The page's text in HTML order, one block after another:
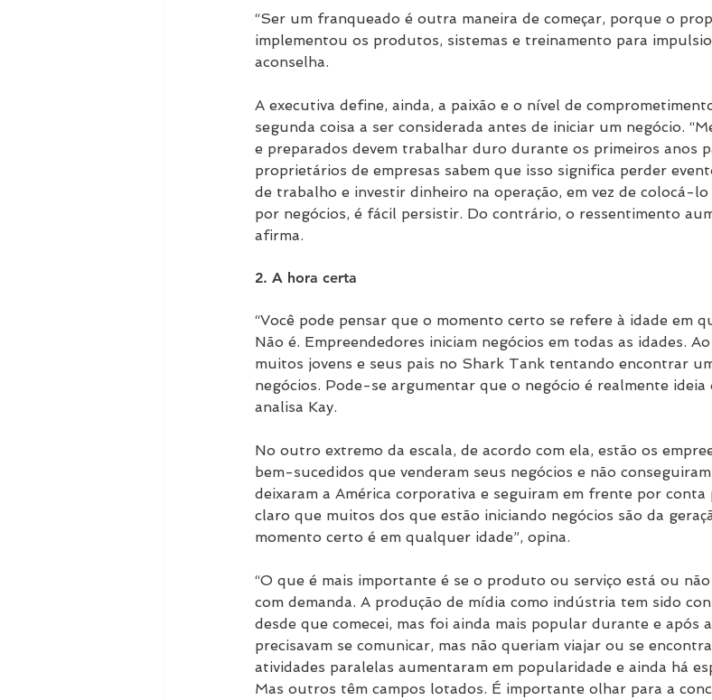
“Ser um franqueado é outra maneira de começar, porque o
implementou os produtos, sistemas e treinamento para
aconselha.
A executiva define, ainda, a paixão e o nível de
segunda coisa a ser considerada antes de iniciar um negócio.
e preparados devem trabalhar duro durante os primeiros anos
proprietários de empresas sabem que isso significa perder
de trabalho e investir dinheiro na operação, em vez de colocá-
por negócios, é fácil persistir. Do contrário, o ressentimento
afirma.
2. A hora certa
“Você pode pensar que o momento certo se refere à idade em
Não é. Empreendedores iniciam negócios em todas as idades.
muitos jovens e seus pais no Shark Tank tentando encontrar
negócios. Pode-se argumentar que o negócio é realmente ideia
analisa Kay.
No outro extremo da escala, de acordo com ela, estão os
bem-sucedidos que venderam seus negócios e não
deixaram a América corporativa e seguiram em frente por conta
claro que muitos dos que estão iniciando negócios são da
momento certo é em qualquer idade”, opina.
“O que é mais importante é se o produto ou serviço está ou
com demanda. A produção de mídia como indústria tem sido
desde que comecei, mas foi ainda mais popular durante e após
precisavam se comunicar, mas não queriam viajar ou se
atividades paralelas aumentaram em popularidade e ainda há
Mas outros têm campos lotados. É importante olhar para a